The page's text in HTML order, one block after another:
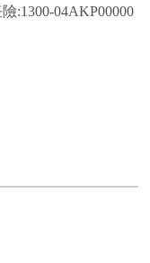
:1300-04AKP00000